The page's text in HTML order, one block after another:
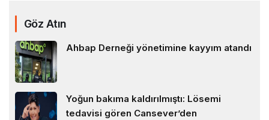
Göz Atın
Ahbap Derneği yönetimine kayyım atandı
Yoğun bakıma kaldırılmıştı: Lösemi
tedavisi gören Cansever’den